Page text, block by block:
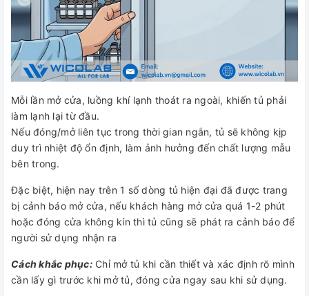
Mỗi lần mở cửa, luồng khí lạnh thoát ra ngoài, khiến tủ phải
làm lạnh lại từ đầu.
Nếu đóng/mở liên tục trong thời gian ngắn, tủ sẽ không kịp
duy trì nhiệt độ ổn định, làm ảnh hưởng đến chất lượng mẫu
bên trong.
Đặc biệt, hiện nay trên 1 số dòng tủ hiện đại đã được trang
bị cảnh báo mở cửa, nếu khách hàng mở cửa quá 1-2 phút
hoặc đóng cửa không kín thì tủ cũng sẽ phát ra cảnh báo để
người sử dụng nhận ra
Cách khắc phục:Chỉ mở tủ khi cần thiết và xác định rõ mình
cần lấy gì trước khi mở tủ, đóng cửa ngay sau khi sử dụng.